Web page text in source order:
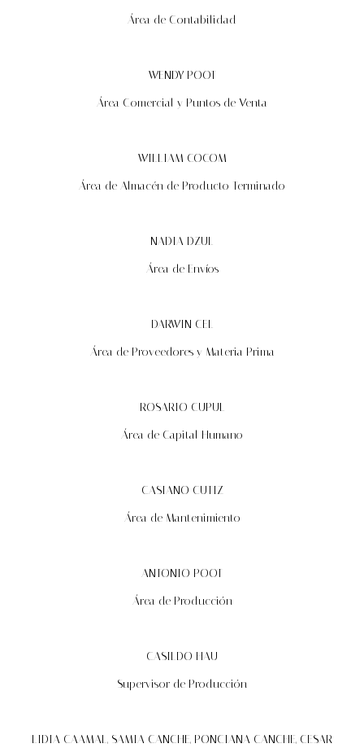
Área de Contabilidad
WENDY POOT
Área Comercial y Puntos de Venta
WILLIAM COCOM
Área de Almacén de Producto Terminado
NADIA DZUL
Área de Envíos
DARWIN CEL
Área de Proveedores y Materia Prima
ROSARIO CUPUL
Área de Capital Humano
CASIANO CUTIZ
Área de Mantenimiento
ANTONIO POOT
Área de Producción
CASILDO HAU
Supervisor de Producción
LIDIA CAAMAL, SAMIA CANCHE, PONCIANA CANCHE, CESAR